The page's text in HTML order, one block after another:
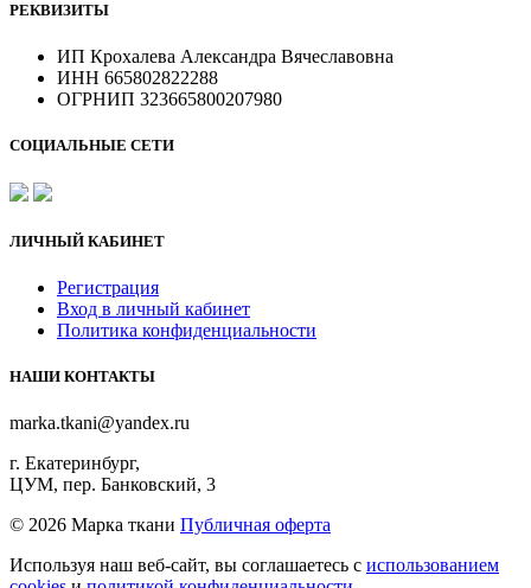
РЕКВИЗИТЫ
ИП Крохалева Александра Вячеславовна
ИНН 665802822288
ОГРНИП 323665800207980
СОЦИАЛЬНЫЕ СЕТИ
ЛИЧНЫЙ КАБИНЕТ
Регистрация
Вход в личный кабинет
Политика конфиденциальности
НАШИ КОНТАКТЫ
marka.tkani@yandex.ru
г. Екатеринбург,
ЦУМ, пер. Банковский, 3
© 2026 Марка ткани Публичная оферта
Используя наш веб-сайт, вы соглашаетесь с использованием